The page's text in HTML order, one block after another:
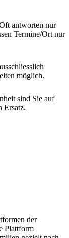
antworten nur
Termine/Ort nur
möglich.
sind Sie auf
Ersatz.
der
Plattform